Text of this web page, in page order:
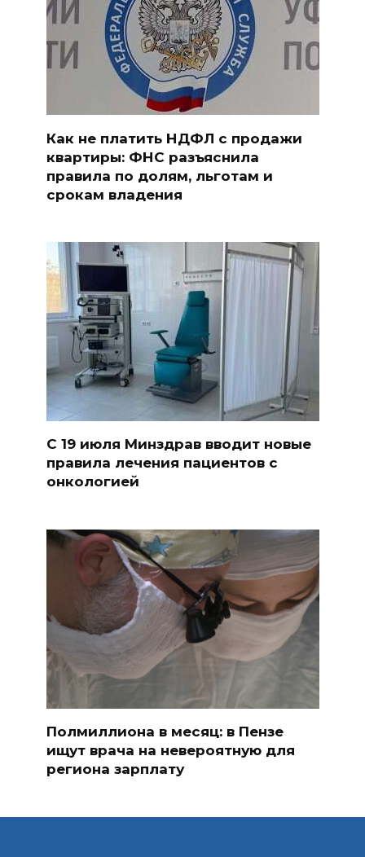
Как не платить НДФЛ с продажи
квартиры: ФНС разъяснила
правила по долям, льготам и
срокам владения
С 19 июля Минздрав вводит новые
правила лечения пациентов с
онкологией
Полмиллиона в месяц: в Пензе
ищут врача на невероятную для
региона зарплату